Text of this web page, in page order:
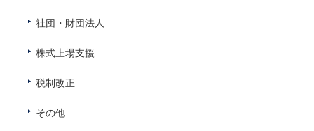
社団・財団法人
株式上場支援
税制改正
その他